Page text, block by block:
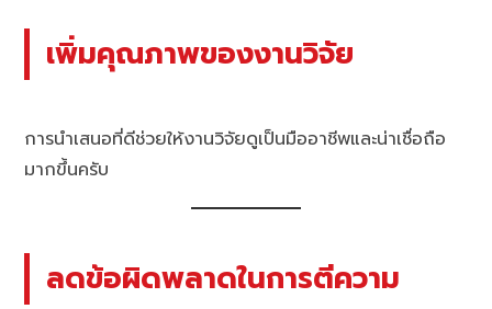
เพิ่มคุณภาพของงานวิจัย
การนำเสนอที่ดีช่วยให้งานวิจัยดูเป็นมืออาชีพและน่าเชื่อถือ
มากขึ้นครับ
ลดข้อผิดพลาดในการตีความ